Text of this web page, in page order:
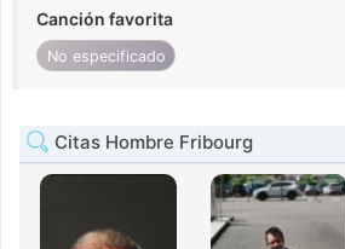
Canción favorita
No especificado
Citas Hombre Fribourg